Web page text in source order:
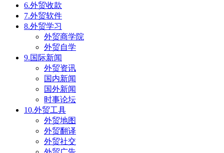
6.外贸收款
7.外贸软件
8.外贸学习
外贸商学院
外贸自学
9.国际新闻
外贸资讯
国内新闻
国外新闻
时事论坛
10.外贸工具
外贸地图
外贸翻译
外贸社交